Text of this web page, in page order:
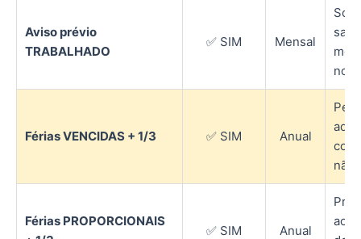
Aviso prévio
TRABALHADO
✅ SIM Mensal
mês
Férias VENCIDAS + 1/3 ✅ SIM Anual
não
Férias PROPORCIONAIS
✅ SIM Anual
aos